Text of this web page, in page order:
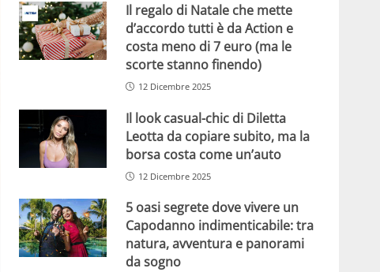
Il regalo di Natale che mette
d’accordo tutti è da Action e
costa meno di 7 euro (ma le
scorte stanno finendo)
12 Dicembre 2025
Il look casual-chic di Diletta
Leotta da copiare subito, ma la
borsa costa come un’auto
12 Dicembre 2025
5 oasi segrete dove vivere un
Capodanno indimenticabile: tra
natura, avventura e panorami
da sogno